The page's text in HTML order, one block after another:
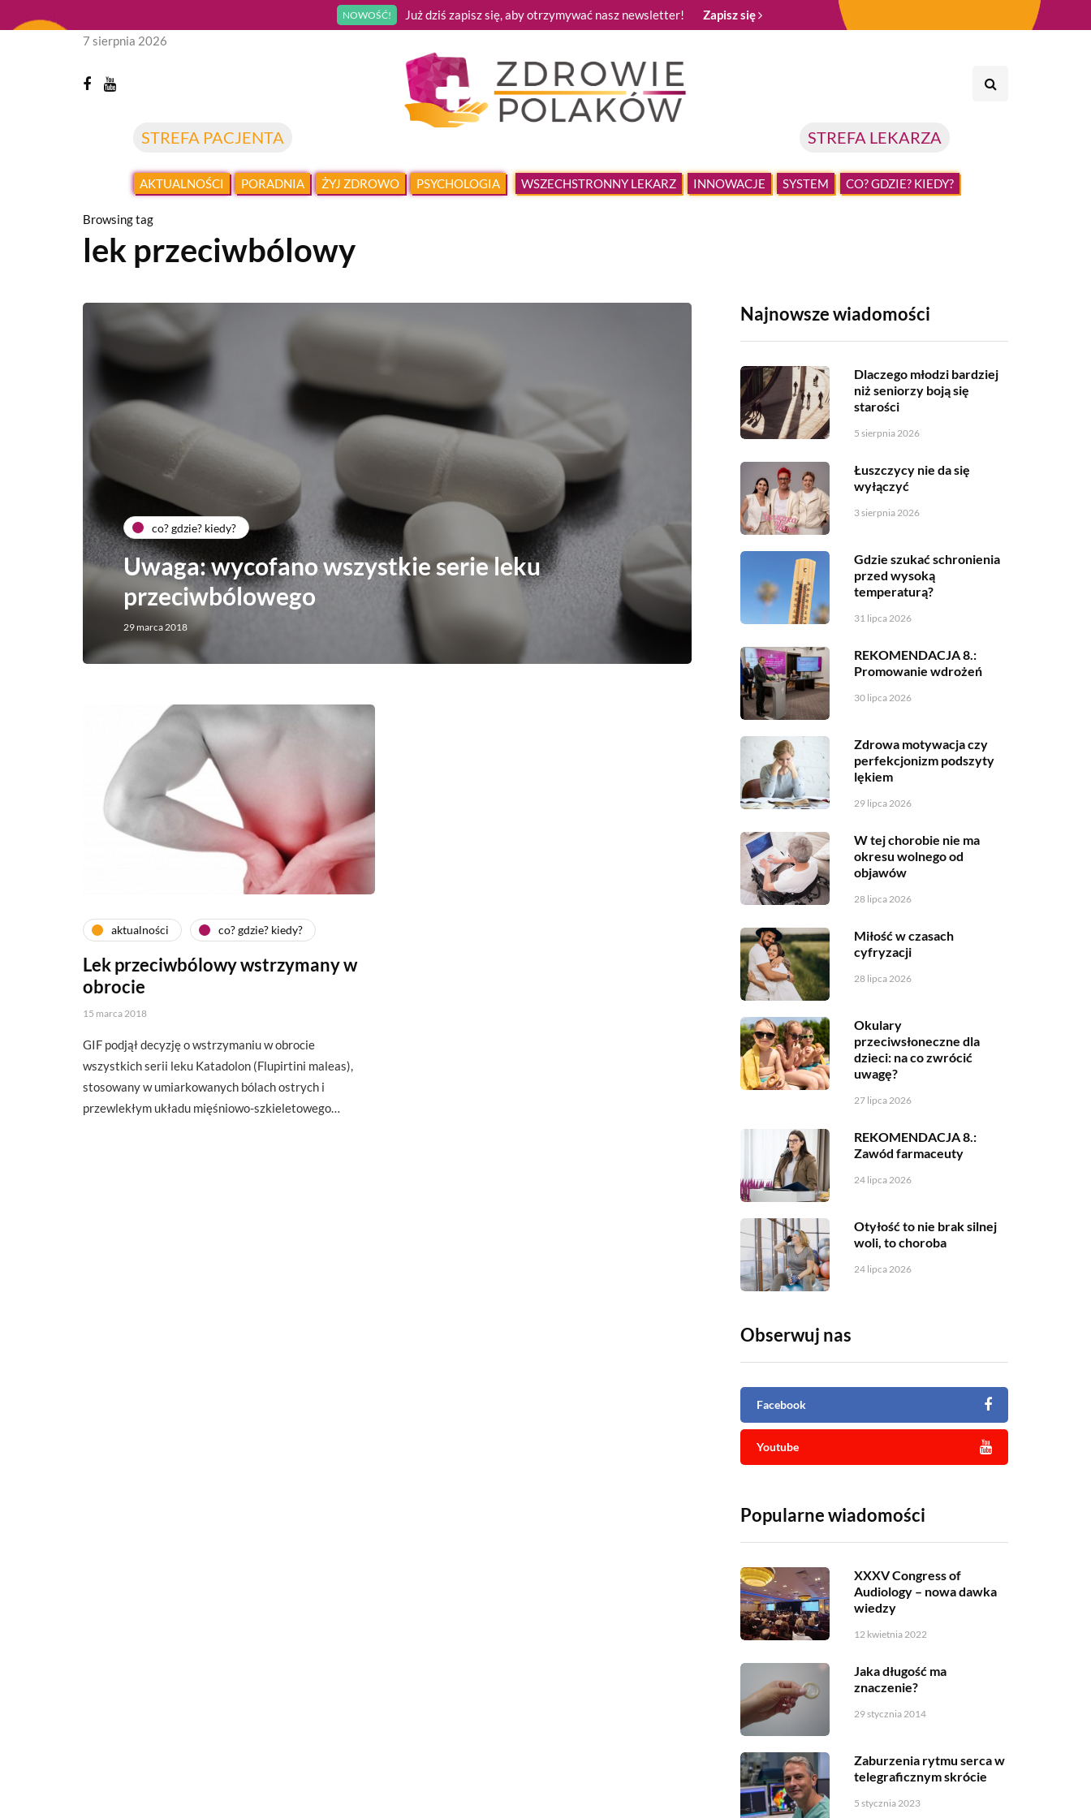
NOWOŚĆ! Już dziś zapisz się, aby otrzymywać nasz newsletter! Zapisz się
STREFA PACJENTA STREFA LEKARZA
7 sierpnia 2026
AKTUALNOŚCI PORADNIA ŻYJ ZDROWO PSYCHOLOGIA WSZECHSTRONNY LEKARZ INNOWACJE SYSTEM CO? GDZIE? KIEDY?
Browsing tag
lek przeciwbólowy
co? gdzie? kiedy?
Uwaga: wycofano wszystkie serie leku
przeciwbólowego
29 marca 2018
aktualności co? gdzie? kiedy?
Lek przeciwbólowy wstrzymany w
obrocie
15 marca 2018
GIF podjął decyzję o wstrzymaniu w obrocie
wszystkich serii leku Katadolon (Flupirtini maleas),
stosowany w umiarkowanych bólach ostrych i
przewlekłym układu mięśniowo-szkieletowego…
Najnowsze wiadomości
Dlaczego młodzi bardziej
niż seniorzy boją się
starości
5 sierpnia 2026
Łuszczycy nie da się
wyłączyć
3 sierpnia 2026
Gdzie szukać schronienia
przed wysoką
temperaturą?
31 lipca 2026
REKOMENDACJA 8.:
Promowanie wdrożeń
30 lipca 2026
Zdrowa motywacja czy
perfekcjonizm podszyty
lękiem
29 lipca 2026
W tej chorobie nie ma
okresu wolnego od
objawów
28 lipca 2026
Miłość w czasach
cyfryzacji
28 lipca 2026
Okulary
przeciwsłoneczne dla
dzieci: na co zwrócić
uwagę?
27 lipca 2026
REKOMENDACJA 8.:
Zawód farmaceuty
24 lipca 2026
Otyłość to nie brak silnej
woli, to choroba
24 lipca 2026
Obserwuj nas
Facebook
Youtube
Popularne wiadomości
XXXV Congress of
Audiology – nowa dawka
wiedzy
12 kwietnia 2022
Jaka długość ma
znaczenie?
29 stycznia 2014
Zaburzenia rytmu serca w
telegraficznym skrócie
5 stycznia 2023